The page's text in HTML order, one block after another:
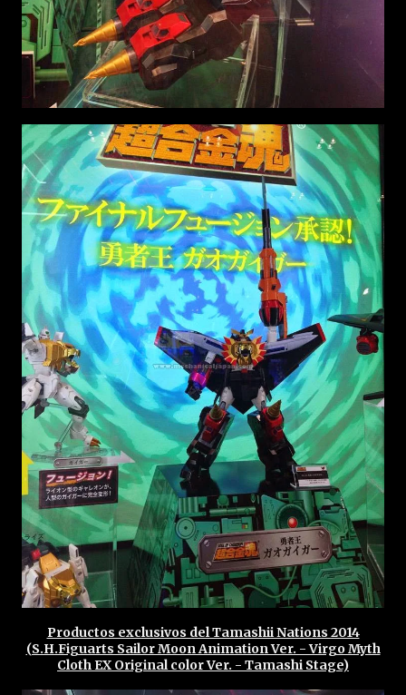
Productos exclusivos del Tamashii Nations 2014
(S.H.Figuarts Sailor Moon Animation Ver. - Virgo Myth
Cloth EX Original color Ver. - Tamashi Stage)